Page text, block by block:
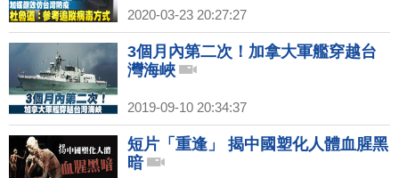
2020-03-23 20:27:27
3個月內第二次！加拿大軍艦穿越台
灣海峽
2019-09-10 20:34:37
短片「重逢」 揭中國塑化人體血腥黑
暗